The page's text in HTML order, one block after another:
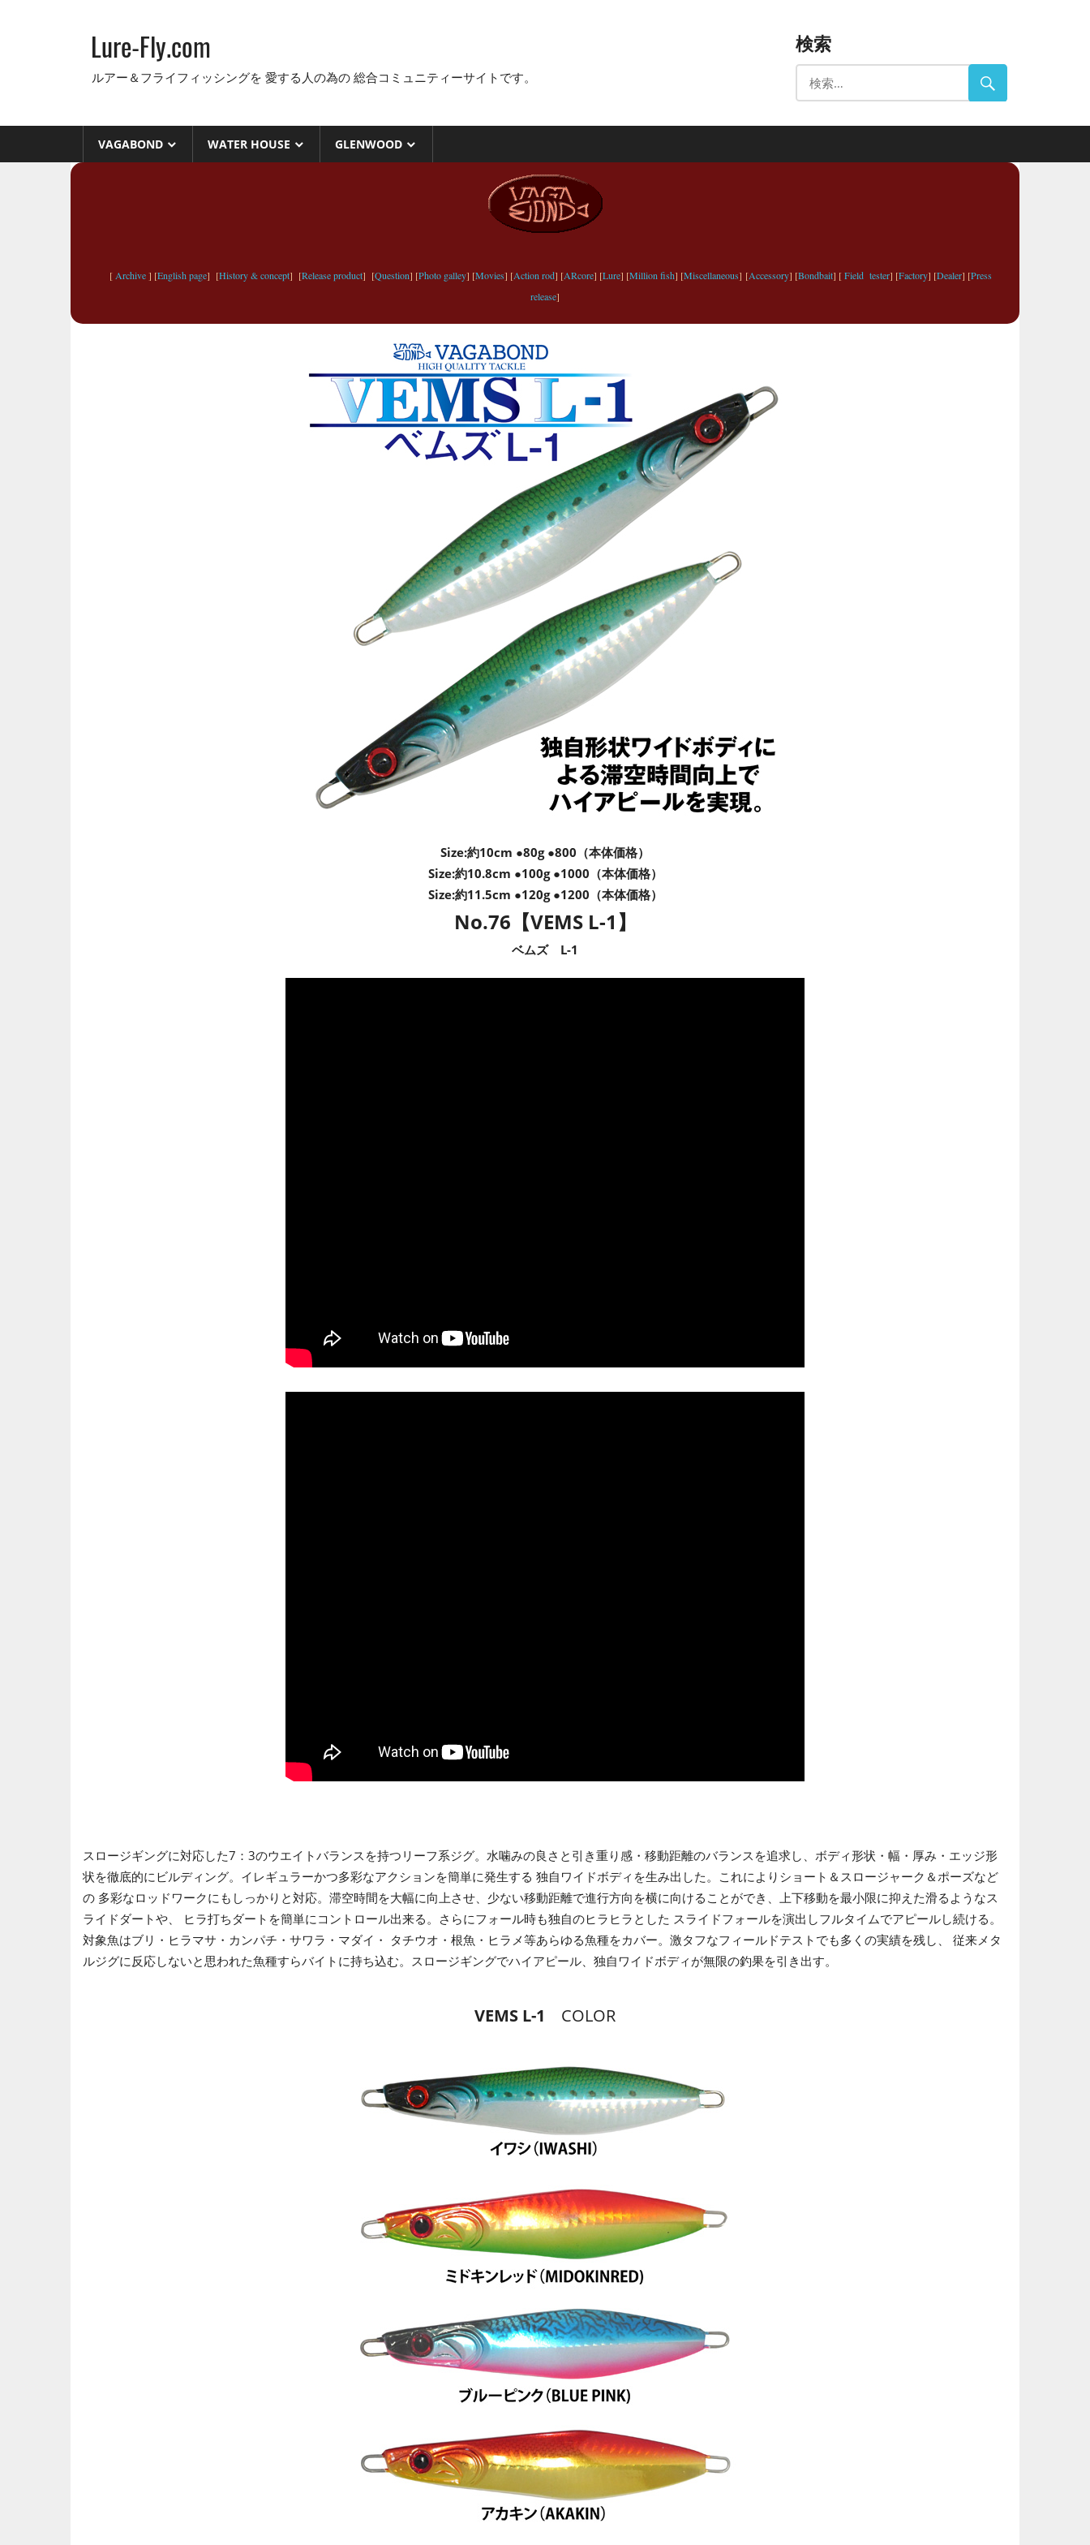
Lure-Fly.com
ルアー＆フライフィッシングを 愛する人の為の 総合コミュニティーサイトです。
検索
VAGABOND WATER HOUSE GLENWOOD
[ Archive] [English page] [History & concept] [Release product] [Question] [Photo galley] [Movies] [Action rod] [ARcore] [Lure] [Million fish] [Miscellaneous] [Accessory] [Bondbait] [Field tester] [Factory] [Dealer] [Press
release]
Size:約10cm ●80g ●800（本体価格）
Size:約10.8cm ●100g ●1000（本体価格）
Size:約11.5cm ●120g ●1200（本体価格）
No.76 【VEMS L-1】
ベムズ L-1
スロージギングに対応した7：3のウエイトバランスを持つリーフ系ジグ。水噛みの良さと引き重り感・移動距離のバランスを追求し、ボディ形状・幅・厚み・エッジ形
状を徹底的にビルディング。イレギュラーかつ多彩なアクションを簡単に発生する 独自ワイドボディを生み出した。これによりショート＆スロージャーク＆ポーズなど
の 多彩なロッドワークにもしっかりと対応。滞空時間を大幅に向上させ、少ない移動距離で進行方向を横に向けることができ、上下移動を最小限に抑えた滑るようなス
ライドダートや、 ヒラ打ちダートを簡単にコントロール出来る。さらにフォール時も独自のヒラヒラとした スライドフォールを演出しフルタイムでアピールし続ける。
対象魚はブリ・ヒラマサ・カンパチ・サワラ・マダイ・ タチウオ・根魚・ヒラメ等あらゆる魚種をカバー。激タフなフィールドテストでも多くの実績を残し、 従来メタ
ルジグに反応しないと思われた魚種すらバイトに持ち込む。スロージギングでハイアピール、独自ワイドボディが無限の釣果を引き出す。
VEMS L-1 COLOR